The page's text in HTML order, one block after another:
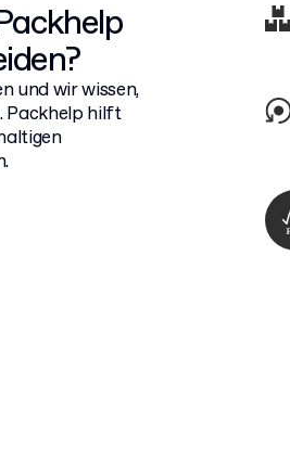
und wir wissen,
Packhelp hilft